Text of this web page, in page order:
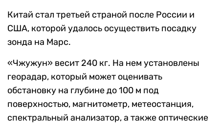
Китай стал третьей страной после России и
США, которой удалось осуществить посадку
зонда на Марс.
«Чжужун» весит 240 кг. На нем установлены
георадар, который может оценивать
обстановку на глубине до 100 м под
поверхностью, магнитометр, метеостанция,
спектральный анализатор, а также оптические